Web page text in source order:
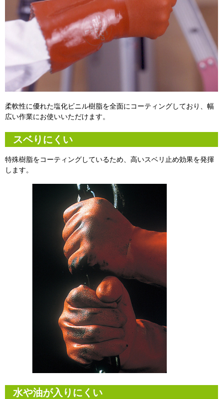
柔軟性に優れた塩化ビニル樹脂を全面にコーティングしており、幅
広い作業にお使いいただけます。
スベりにくい
特殊樹脂をコーティングしているため、高いスベリ止め効果を発揮
します。
水や油が入りにくい